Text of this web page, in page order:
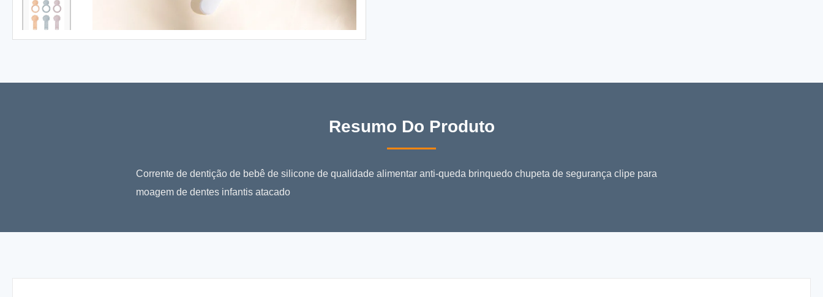
Resumo Do Produto
Corrente de dentição de bebê de silicone de qualidade alimentar anti-queda brinquedo chupeta de segurança clipe para
moagem de dentes infantis atacado